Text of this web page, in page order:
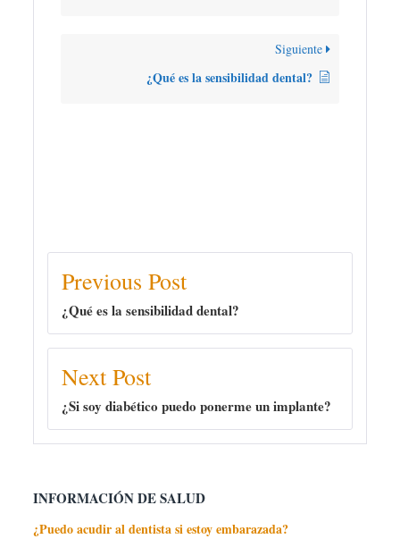
Siguiente
¿Qué es la sensibilidad dental?
Previous Post
¿Qué es la sensibilidad dental?
Next Post
¿Si soy diabético puedo ponerme un implante?
INFORMACIÓN DE SALUD
¿Puedo acudir al dentista si estoy embarazada?